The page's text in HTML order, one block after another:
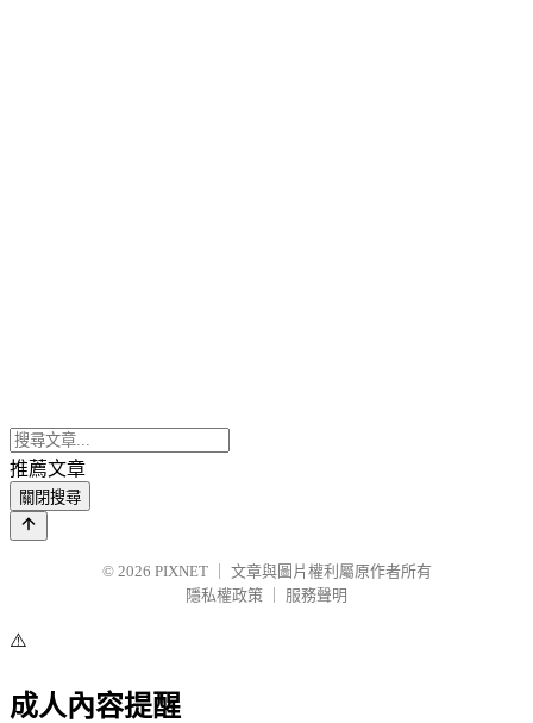
推薦文章
關閉搜尋
© 2026 PIXNET
文章與圖片權利屬原作者所有
隱私權政策
服務聲明
⚠️
成人內容提醒